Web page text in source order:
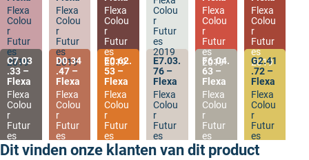
Flexa
Colou
r
Futur
es
2019
Flexa
Colou
r
Futur
es
2019
Flexa
Colou
r
Futur
es
2019
Colou
r
Futur
es
2019
Flexa
Colou
r
Futur
es
2019
Flexa
Colou
r
Futur
es
2019
C7.03
.33 –
Flexa
Flexa
Colou
r
Futur
es
2019
D0.34
.47 –
Flexa
Flexa
Colou
r
Futur
es
2019
E0.62.
53 –
Flexa
Flexa
Colou
r
Futur
es
2019
E7.03.
76 –
Flexa
Flexa
Colou
r
Futur
es
2019
F6.04.
63 –
Flexa
Flexa
Colou
r
Futur
es
2019
G2.41
.72 –
Flexa
Flexa
Colou
r
Futur
es
2019
Dit vinden onze klanten van dit product